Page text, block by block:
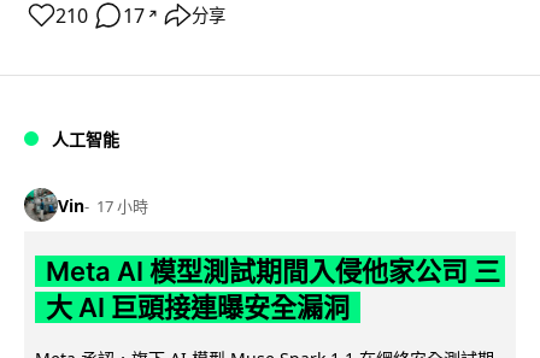
210 17 ↗ 分享
人工智能
Vin 17 小時
Meta AI 模型測試期間入侵他家公司 三
大 AI 巨頭接連曝安全漏洞